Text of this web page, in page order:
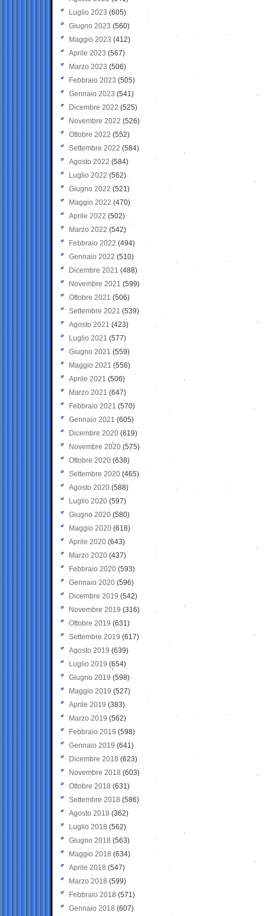
Luglio 2023 (605)
Giugno 2023 (560)
Maggio 2023 (412)
Aprile 2023 (567)
Marzo 2023 (506)
Febbraio 2023 (505)
Gennaio 2023 (541)
Dicembre 2022 (525)
Novembre 2022 (526)
Ottobre 2022 (552)
Settembre 2022 (584)
Agosto 2022 (584)
Luglio 2022 (562)
Giugno 2022 (521)
Maggio 2022 (470)
Aprile 2022 (502)
Marzo 2022 (542)
Febbraio 2022 (494)
Gennaio 2022 (510)
Dicembre 2021 (488)
Novembre 2021 (599)
Ottobre 2021 (506)
Settembre 2021 (539)
Agosto 2021 (423)
Luglio 2021 (577)
Giugno 2021(559)
Maggio 2021 (556)
Aprile 2021 (506)
Marzo 2021 (647)
Febbraio 2021 (570)
Gennaio 2021 (605)
Dicembre 2020 (619)
Novembre 2020 (575)
Ottobre 2020 (638)
Settembre 2020(465)
Agosto 2020 (588)
Luglio 2020 (597)
Giugno 2020 (580)
Maggio 2020 (618)
Aprile 2020 (643)
Marzo 2020 (437)
Febbraio 2020 (593)
Gennaio 2020 (596)
Dicembre 2019 (542)
Novembre 2019 (316)
Ottobre 2019 (631)
Settembre 2019 (617)
Agosto 2019 (639)
Luglio 2019 (654)
Giugno 2019 (598)
Maggio 2019 (527)
Aprile 2019 (383)
Marzo 2019 (562)
Febbraio 2019 (598)
Gennaio 2019 (641)
Dicembre 2018 (623)
Novembre 2018 (603)
Ottobre 2018 (631)
Settembre 2018 (586)
Agosto 2018 (362)
Luglio 2018 (562)
Giugno 2018 (563)
Maggio 2018 (634)
Aprile 2018 (547)
Marzo 2018 (599)
Febbraio 2018 (571)
Gennaio 2018 (607)